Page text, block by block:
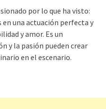
por lo que ha visto:
una actuación perfecta y
y amor. Es un
y la pasión pueden crear
en el escenario.